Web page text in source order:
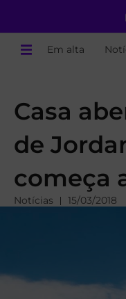
Em alta
Casa
de
começa
Notícias 15/03/2018